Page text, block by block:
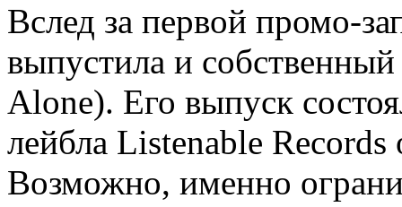
Вслед за первой промо-
выпустила и
Alone). Его выпуск
лейбла Listenable
Возможно, именно